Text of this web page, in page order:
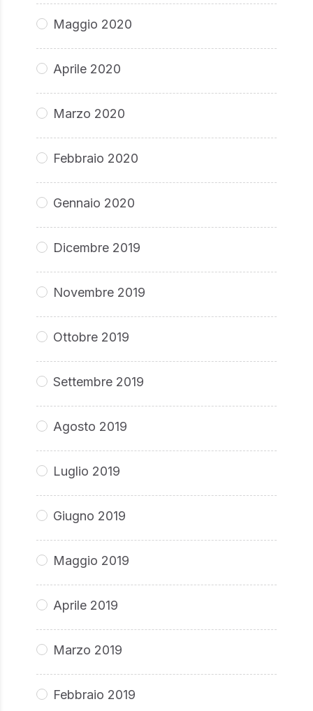
Maggio 2020
Aprile 2020
Marzo 2020
Febbraio 2020
Gennaio 2020
Dicembre 2019
Novembre 2019
Ottobre 2019
Settembre 2019
Agosto 2019
Luglio 2019
Giugno 2019
Maggio 2019
Aprile 2019
Marzo 2019
Febbraio 2019